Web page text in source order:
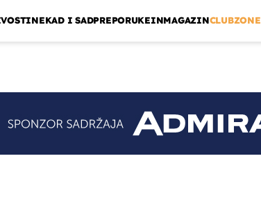
NEKAD I SADPREPORUKEINMAGAZINCLUBZONE